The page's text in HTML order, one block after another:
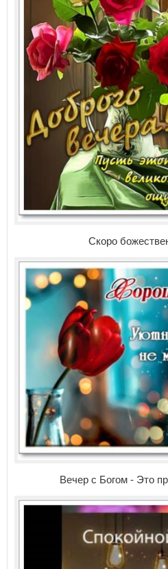
Скоро
Вечер с Богом - Это